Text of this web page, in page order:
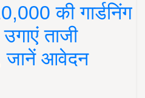
की गार्डनिंग
ताजी
जानें आवेदन